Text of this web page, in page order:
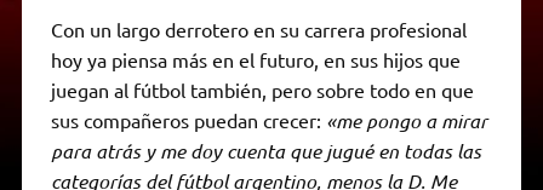
Con un largo derrotero en su carrera profesional
hoy ya piensa más en el futuro, en sus hijos que
juegan al fútbol también, pero sobre todo en que
sus compañeros puedan crecer: «me pongo a mirar
para atrás y me doy cuenta que jugué en todas las
categorías del fútbol argentino, menos la D. Me